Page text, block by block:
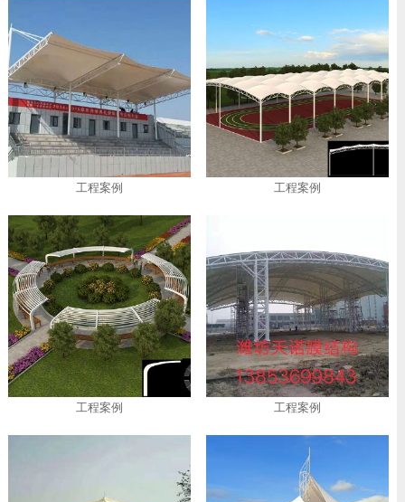
工程案例 工程案例
工程案例 工程案例